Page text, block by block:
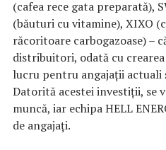
(cafea rece gata preparată),
(băuturi cu vitamine), XIXO
răcoritoare carbogazoase) –
distribuitori, odată cu
lucru pentru angajații actuali
Datorită acestei investiții, se
muncă, iar echipa HELL
de angajați.